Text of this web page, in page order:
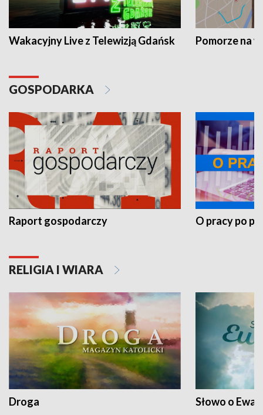
Wakacyjny Live z Telewizją Gdańsk Pomorze na
GOSPODARKA
Raport gospodarczy O pracy po
RELIGIA I WIARA
Droga Słowo o